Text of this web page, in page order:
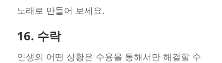
노래로 만들어 보세요.
16. 수락
인생의 어떤 상황은 수용을 통해서만 해결할 수